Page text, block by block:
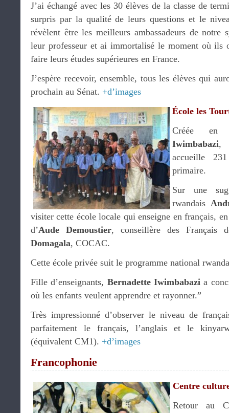
J’ai échangé avec les 30 élèves de la classe de
surpris par la qualité de leurs questions et le
révèlent être les meilleurs ambassadeurs de notre
leur professeur et ai immortalisé le moment où ils
faire leurs études supérieures en France.
J’espère recevoir, ensemble, tous les élèves qui
prochain au Sénat. +d’images
École les
Créée
Iwimbabazi,
accueille
primaire.
Sur une
rwandais
visiter cette école locale qui enseigne en français,
d’Aude Demoustier, conseillère des Français
Domagala, COCAC.
Cette école privée suit le programme national
Fille d’enseignants, Bernadette Iwimbabazia
où les enfants veulent apprendre et rayonner.”
Très impressionné d’observer le niveau de
parfaitement le français, l’anglais et le
(équivalent CM1). +d’images
Francophonie
Centre
Retour au